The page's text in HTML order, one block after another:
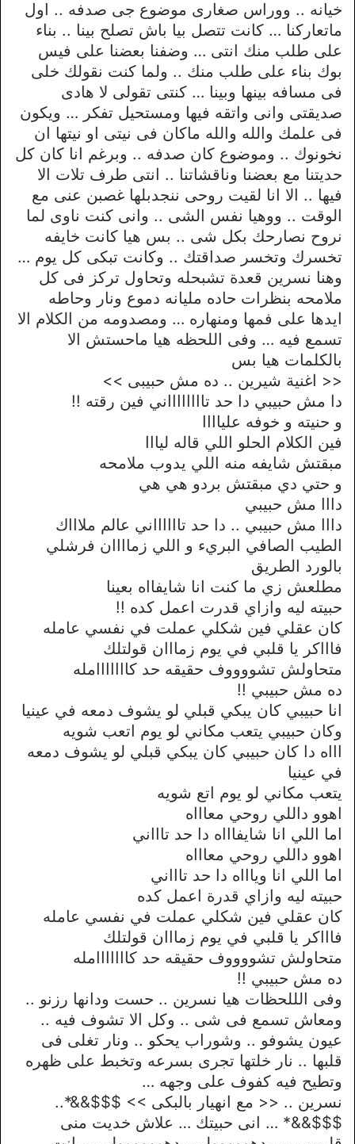
خيانه .. ووراس صغارى موضوع جى صدفه .. اول
ماتعاركنا … كانت تتصل بيا باش تصلح بينا .. بناء
على طلب منك انتى … وضفنا بعضنا على فيس
بوك بناء على طلب منك .. ولما كنت نقولك خلى
فى مسافه بينها وبينا … كنتى تقولى لا هادى
صديقتى وانى واتقه فيها ومستحيل تفكر … ويكون
فى علمك والله والله ماكان فى نيتى او نيتها ان
نخونوك .. وموضوع كان صدفه .. وبرغم انا كان كل
حديتنا مع بعضنا وناقشاتنا .. انتى طرف تلات الا
فيها .. الا انا لقيت روحى ننجدبلها غصبن عنى مع
الوقت .. ووهيا نفس الشى .. وانى كنت ناوى لما
نروح نصارحك بكل شى .. بس هيا كانت خايفه
تخسرك وتخسر صداقتك .. وكانت تبكى كل يوم …
وهنا نسرين قعدة تشبحله وتحاول تركز فى كل
ملامحه بنظرات حاده مليانه دموع ونار وحاطه
ايدها على فمها ومنهاره … ومصدومه من الكلام الا
تسمع فيه … وفى اللحظه هيا ماحستش الا
بالكلمات هيا بس
<< اغنية شيرين .. ده مش حبيبى >>
دا مش حبيبي دا حد تااااااااني فين رقته !!
و حنيته و خوفه علياااا
فين الكلام الحلو اللي قاله ليااا
مبقتش شايفه منه اللي يدوب ملامحه
و حتي دي مبقتش بردو هي هي
دااا مش حبيبي
دااا مش حبيبي .. دا حد تااااااني عالم ملاااك
الطيب الصافي البريء و اللي زماااان فرشلي
بالورد الطريق
مطلعش زي ما كنت انا شايفااه بعينا
حبيته ليه وازاي قدرت اعمل كده !!
كان عقلي فين شكلي عملت في نفسي عامله
فاااكر يا قلبي في يوم زمااان قولتلك
متحاولش تشووووف حقيقه حد كااااااامله
ده مش حبيبي !!
انا حبيبي كان يبكي قبلي لو يشوف دمعه في عينيا
وكان حبيبي يتعب مكاني لو يوم اتعب شويه
اااه دا كان حبيبي كان يبكي قبلي لو يشوف دمعه
في عينيا
يتعب مكاني لو يوم اتع شويه
اهوو داللي روحي معاااه
اما اللي انا شايفاااه دا حد تاااني
اهوو داللي روحي معاااه
اما اللي انا وياااه دا حد تاااني
حبيته ليه وازاي قدرة اعمل كده
كان عقلي فين شكلي عملت في نفسي عامله
فاااكر يا قلبي في يوم زمااان قولتلك
متحاولش تشووووف حقيقه حد كااااااامله
ده مش حبيبي !!
وفى الللحظات هيا نسرين .. حست ودانها رزنو ..
ومعاش تسمع فى شى .. وكل الا تشوف فيه ..
عيون يشوفو .. وشوراب يحكو .. ونار تغلى فى
قلبها .. نار خلتها تجرى بسرعه وتخبط على ظهره
وتطيح فيه كفوف على وجهه …
نسرين .. << مع انهيار بالبكى >> $$$&&*..
$$$&&* … انى حبيتك … علاش خديت منى